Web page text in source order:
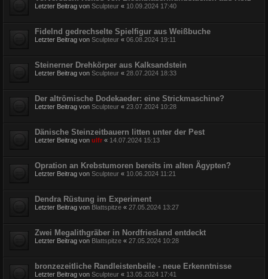
Letzter Beitrag von Sculpteur « 10.09.2024 17:40
Fidelnd gedrechselte Spielfigur aus Weißbuche
Letzter Beitrag von Sculpteur « 06.08.2024 19:11
Steinerner Drehkörper aus Kalksandstein
Letzter Beitrag von Sculpteur « 28.07.2024 18:33
Der altrömische Dodekaeder: eine Strickmaschine?
Letzter Beitrag von Sculpteur « 23.07.2024 10:28
Dänische Steinzeitbauern litten unter der Pest
Letzter Beitrag von ulfr « 14.07.2024 15:13
Opration an Krebstumoren bereits im alten Ägypten?
Letzter Beitrag von Sculpteur « 10.06.2024 11:21
Dendra Rüstung im Experiment
Letzter Beitrag von Blattspitze « 27.05.2024 13:27
Zwei Megalithgräber in Nordfriesland entdeckt
Letzter Beitrag von Blattspitze « 27.05.2024 10:28
bronzezeitliche Randleistenbeile - neue Erkenntnisse
Letzter Beitrag von Sculpteur « 13.05.2024 17:41